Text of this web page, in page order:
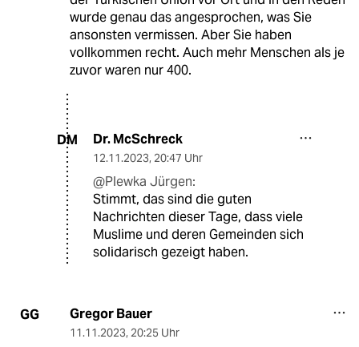
wurde genau das angesprochen, was Sie
ansonsten vermissen. Aber Sie haben
vollkommen recht. Auch mehr Menschen als je
zuvor waren nur 400.
DM Dr. McSchreck
12.11.2023, 20:47 Uhr
@Plewka Jürgen:
Stimmt, das sind die guten
Nachrichten dieser Tage, dass viele
Muslime und deren Gemeinden sich
solidarisch gezeigt haben.
GG Gregor Bauer
11.11.2023, 20:25 Uhr